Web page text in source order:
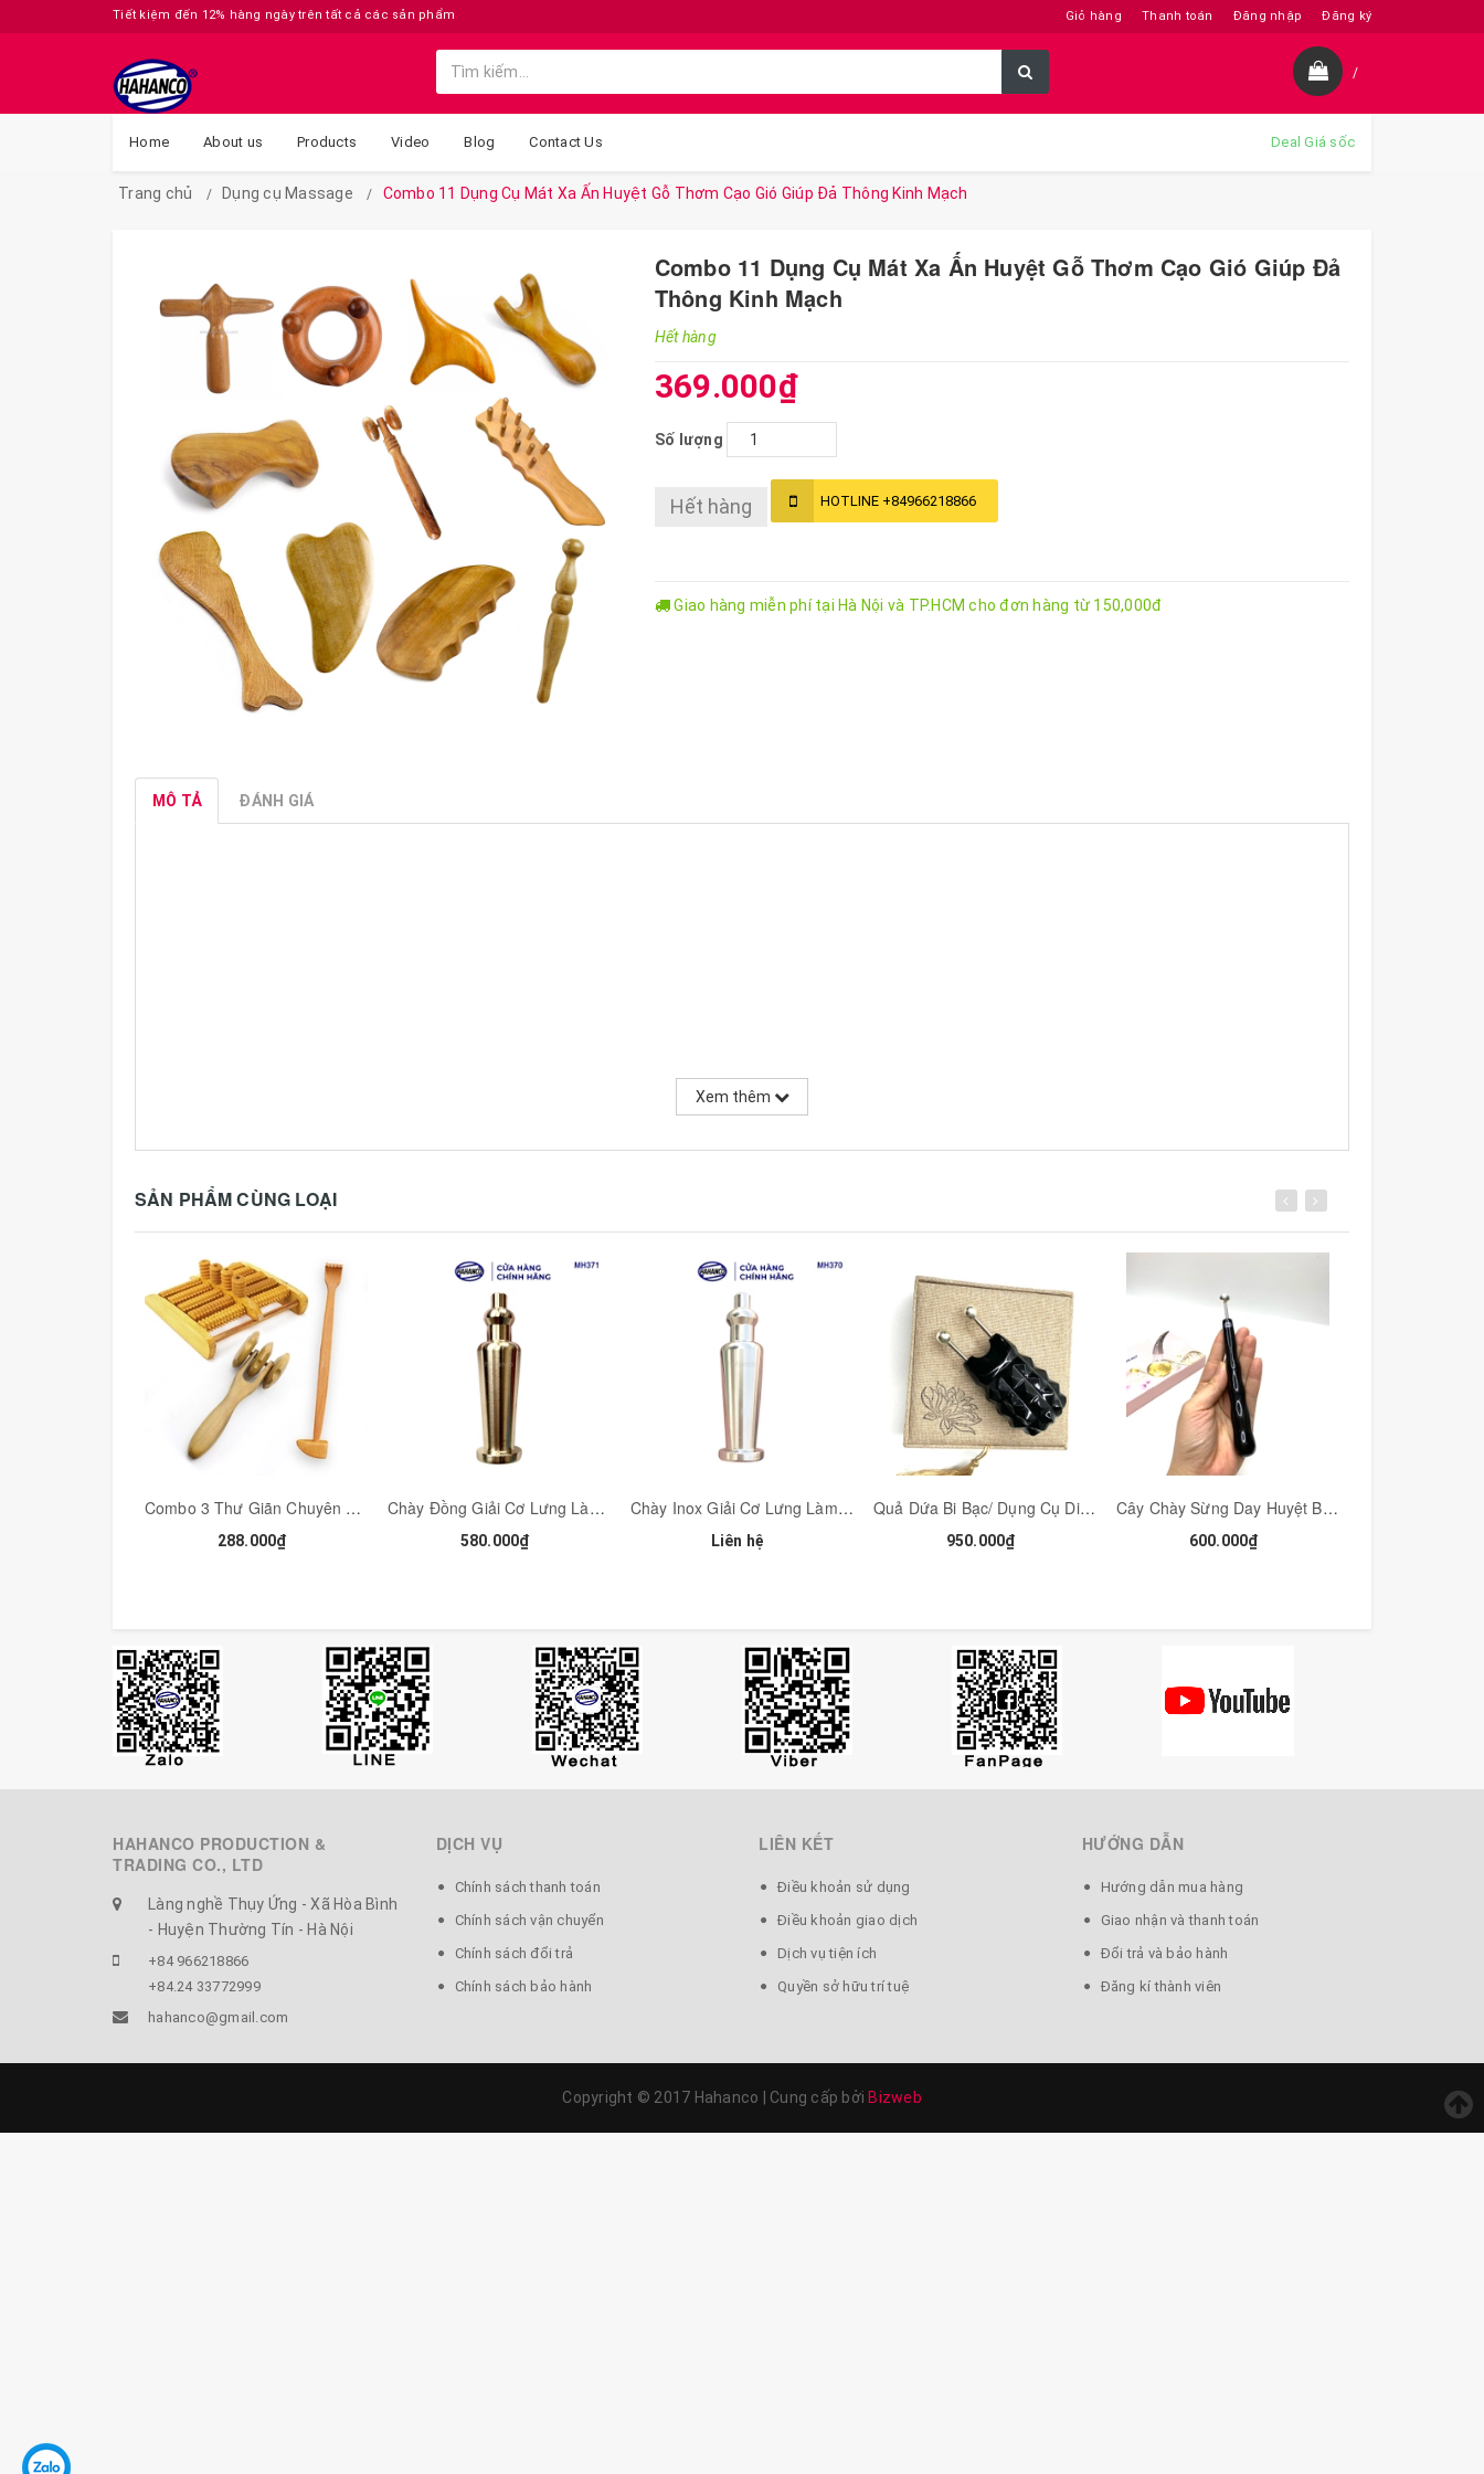
Giỏ hàng Thanh toán Đăng nhập Đăng ký
Tiết kiệm đến 12% hàng ngày trên tất cả các sản phẩm
/
Home About us Products Video Blog Contact Us Deal Giá sốc
Trang chủ Dụng cụ Massage Combo 11 Dụng Cụ Mát Xa Ấn Huyệt Gỗ Thơm Cạo Gió Giúp Đả Thông Kinh Mạch
Combo 11 Dụng Cụ Mát Xa Ấn Huyệt Gỗ Thơm Cạo Gió Giúp Đả
Thông Kinh Mạch
Hết hàng
369.000₫
Số lượng
Hết hàng HOTLINE +84966218866
Giao hàng miễn phí tại Hà Nội và TP.HCM cho đơn hàng từ 150,000đ
MÔ TẢ ĐÁNH GIÁ
Xem thêm
SẢN PHẨM CÙNG LOẠI
Combo 3 Thư Giãn Chuyên Sâu Để Giải Tỏa Đầu Óc Sau Những Ngày Làm Việc Căng Thẳng - COMBO3
288.000₫
Chày Đồng Giải Cơ Lưng Làm Mềm Cổ Vai Gáy Đặc Dụng Cụ Diện Chẩn - MH371
580.000₫
Chày Inox Giải Cơ Lưng Làm Mềm Cổ Vai Gáy Đặc Dụng Cụ Diện Chẩn - MH370
Liên hệ
Quả Dứa Bi Bạc/ Dụng Cụ Diện Chẩn Khai Thông, Đánh Gió- Trục Hàn Khí - MH334BS-10
950.000₫
Cây Chày Sừng Day Huyệt Bạc/ Đánh Gió, Giải Cảm, Dụng Cụ Diện Chẩn - MH338BS-10
600.000₫
HAHANCO PRODUCTION &
TRADING CO., LTD
Làng nghề Thụy Ứng - Xã Hòa Bình
- Huyện Thường Tín - Hà Nội
+84 966218866
+84.24 33772999
hahanco@gmail.com
DỊCH VỤ
Chính sách thanh toán
Chính sách vận chuyển
Chính sách đổi trả
Chính sách bảo hành
LIÊN KẾT
Điều khoản sử dụng
Điều khoản giao dịch
Dịch vụ tiện ích
Quyền sở hữu trí tuệ
HƯỚNG DẪN
Hướng dẫn mua hàng
Giao nhận và thanh toán
Đổi trả và bảo hành
Đăng kí thành viên
Copyright © 2017 Hahanco Cung cấp bởi Bizweb